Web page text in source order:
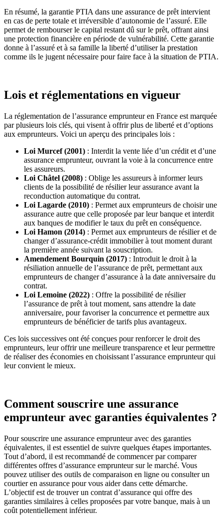
En résumé, la garantie PTIA dans une assurance de prêt intervient
en cas de perte totale et irréversible d’autonomie de l’assuré. Elle
permet de rembourser le capital restant dû sur le prêt, offrant ainsi
une protection financière en période de vulnérabilité. Cette garantie
donne à l’assuré et à sa famille la liberté d’utiliser la prestation
comme ils le jugent nécessaire pour faire face à la situation de PTIA.
Lois et réglementations en vigueur
La réglementation de l’assurance emprunteur en France est marquée
par plusieurs lois clés, qui visent à offrir plus de liberté et d’options
aux emprunteurs. Voici un aperçu des principales lois :
Loi Murcef (2001) : Interdit la vente liée d’un crédit et d’une
assurance emprunteur, ouvrant la voie à la concurrence entre
les assureurs​.
Loi Châtel (2008) : Oblige les assureurs à informer leurs
clients de la possibilité de résilier leur assurance avant la
reconduction automatique du contrat​.
Loi Lagarde (2010) : Permet aux emprunteurs de choisir une
assurance autre que celle proposée par leur banque et interdit
aux banques de modifier le taux du prêt en conséquence​​.
Loi Hamon (2014) : Permet aux emprunteurs de résilier et de
changer d’assurance-crédit immobilier à tout moment durant
la première année suivant la souscription​.
Amendement Bourquin (2017) : Introduit le droit à la
résiliation annuelle de l’assurance de prêt, permettant aux
emprunteurs de changer d’assurance à la date anniversaire du
contrat​​.
Loi Lemoine (2022) : Offre la possibilité de résilier
l’assurance de prêt à tout moment, sans attendre la date
anniversaire, pour favoriser la concurrence et permettre aux
emprunteurs de bénéficier de tarifs plus avantageux​.
Ces lois successives ont été conçues pour renforcer le droit des
emprunteurs, leur offrir une meilleure transparence et leur permettre
de réaliser des économies en choisissant l’assurance emprunteur qui
leur convient le mieux.
Comment souscrire une assurance
emprunteur avec garanties équivalentes ?
Pour souscrire une assurance emprunteur avec des garanties
équivalentes, il est essentiel de suivre quelques étapes importantes.
Tout d’abord, il est recommandé de commencer par comparer
différentes offres d’assurance emprunteur sur le marché. Vous
pouvez utiliser des outils de comparaison en ligne ou consulter un
courtier en assurance pour vous aider dans cette démarche.
L’objectif est de trouver un contrat d’assurance qui offre des
garanties similaires à celles proposées par votre banque, mais à un
coût potentiellement inférieur.